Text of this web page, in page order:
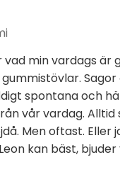
min vardags är
Sagor
spontana och
vår vardag. Alltid
Men oftast. Eller
kan bäst, bjuder